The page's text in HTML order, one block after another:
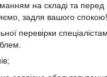
на складі та перед
задля вашого спокою!
перевірки